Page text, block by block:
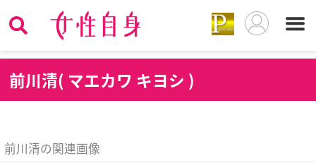
前川清( マエカワ キヨシ )
前川清の関連画像